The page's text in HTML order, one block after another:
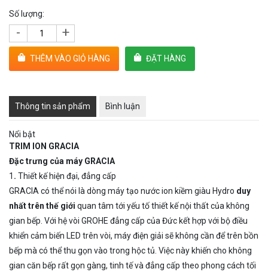
Số lượng:
- +
THÊM VÀO GIỎ HÀNG ĐẶT HÀNG
Thông tin sản phẩm Bình luận
Nổi bật
TRIM ION GRACIA
Đặc trưng của máy GRACIA
1 . Thiết kế hiện đại, đẳng cấp
GRACIA có thể nói là dòng máy tạo nước ion kiềm giàu Hydro duy
nhất trên thế giới quan tâm tới yếu tố thiết kế nội thất của không
gian bếp. Với hệ vòi GROHE đẳng cấp của Đức kết hợp với bộ điều
khiển cảm biến LED trên vòi, máy điện giải sẽ không cần để trên bồn
bếp mà có thể thu gọn vào trong hộc tủ. Việc này khiến cho không
gian căn bếp rất gọn gàng, tinh tế và đẳng cấp theo phong cách tối